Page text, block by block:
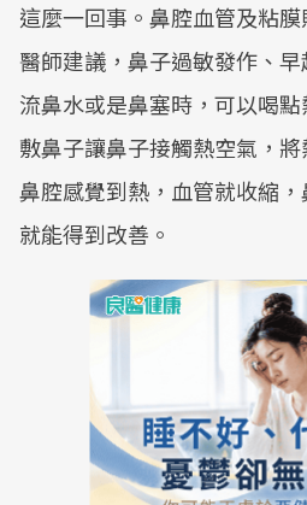
這麼一回事。鼻腔血管及粘
醫師建議，鼻子過敏發作、
流鼻水或是鼻塞時，可以喝
敷鼻子讓鼻子接觸熱空氣，
鼻腔感覺到熱，血管就收縮
就能得到改善。